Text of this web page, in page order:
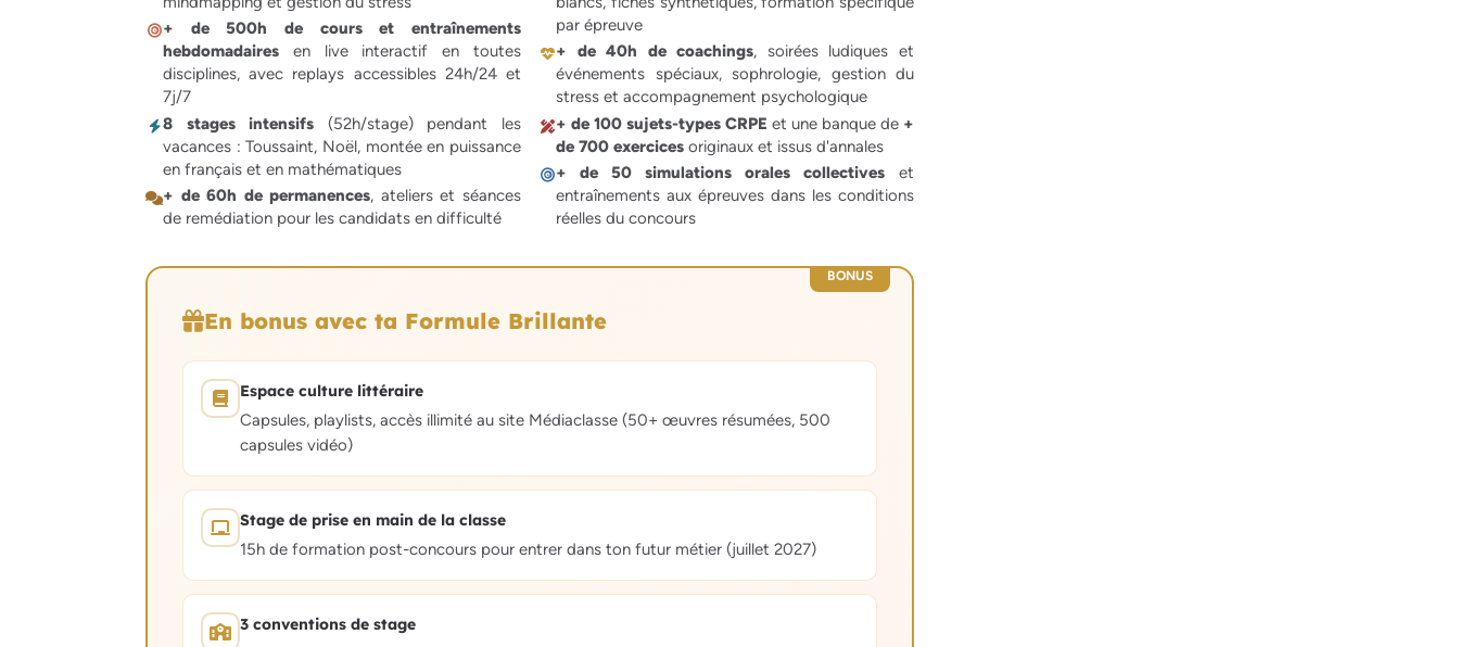
+ de 500h de cours et entraînements
hebdomadaires en live interactif en toutes
disciplines, avec replays accessibles 24h/24 et
7j/7
8 stages intensifs (52h/stage) pendant les
vacances : Toussaint, Noël, montée en puissance
en français et en mathématiques
+ de 60h de permanences, ateliers et séances
de remédiation pour les candidats en difficulté
par épreuve
+ de 40h de coachings, soirées ludiques et
événements spéciaux, sophrologie, gestion du
stress et accompagnement psychologique
+ de 100 sujets-types CRPE et une banque de +
de 700 exercices originaux et issus d'annales
+ de 50 simulations orales collectives et
entraînements aux épreuves dans les conditions
réelles du concours
BONUS
En bonus avec ta Formule Brillante
Espace culture littéraire
Capsules, playlists, accès illimité au site Médiaclasse (50+ œuvres résumées, 500
capsules vidéo)
Stage de prise en main de la classe
15h de formation post-concours pour entrer dans ton futur métier (juillet 2027)
3 conventions de stage